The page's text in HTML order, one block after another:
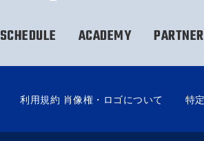
SCHEDULE ACADEMY PARTNER
利用規約 肖像権・ロゴについて 特